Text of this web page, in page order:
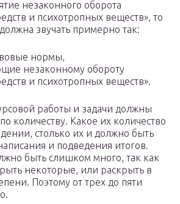
незаконного оборота
и психотропных веществ», то
звучать примерно так:
нормы,
незаконному обороту
и психотропных веществ».
работы и задачи должны
количеству. Какое их количество
столько их и должно быть
и подведения итогов.
быть слишком много, так как
некоторые, или раскрыть в
Поэтому от трех до пяти